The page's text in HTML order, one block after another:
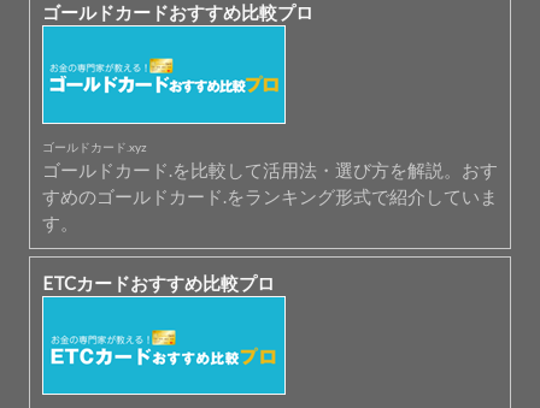
ゴールドカードおすすめ比較プロ
ゴールドカード.xyz
ゴールドカード.を比較して活用法・選び方を解説。おす
すめのゴールドカード.をランキング形式で紹介していま
す。
ETCカードおすすめ比較プロ